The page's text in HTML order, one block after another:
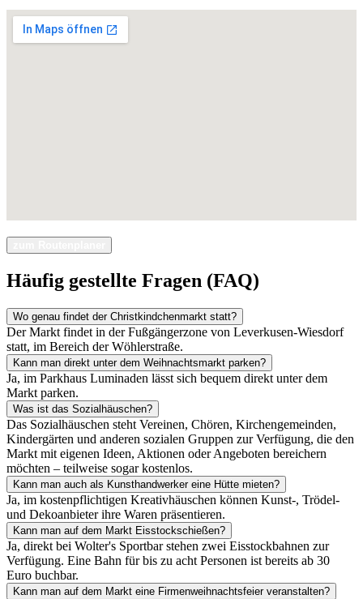
Häufig gestellte Fragen (FAQ)
Wo genau findet der Christkindchenmarkt statt?
Der Markt findet in der Fußgängerzone von Leverkusen-Wiesdorf
statt, im Bereich der Wöhlerstraße.
Kann man direkt unter dem Weihnachtsmarkt parken?
Ja, im Parkhaus Luminaden lässt sich bequem direkt unter dem
Markt parken.
Was ist das Sozialhäuschen?
Das Sozialhäuschen steht Vereinen, Chören, Kirchengemeinden,
Kindergärten und anderen sozialen Gruppen zur Verfügung, die den
Markt mit eigenen Ideen, Aktionen oder Angeboten bereichern
möchten – teilweise sogar kostenlos.
Kann man auch als Kunsthandwerker eine Hütte mieten?
Ja, im kostenpflichtigen Kreativhäuschen können Kunst-, Trödel-
und Dekoanbieter ihre Waren präsentieren.
Kann man auf dem Markt Eisstockschießen?
Ja, direkt bei Wolter's Sportbar stehen zwei Eisstockbahnen zur
Verfügung. Eine Bahn für bis zu acht Personen ist bereits ab 30
Euro buchbar.
Kann man auf dem Markt eine Firmenweihnachtsfeier veranstalten?